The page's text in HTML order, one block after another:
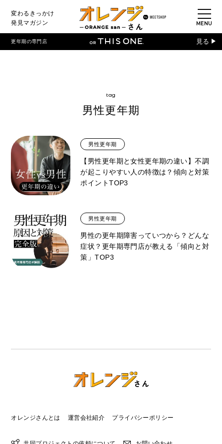
変わるきっかけ
発見マガジン
更年期の専門店 見る
tag
男性更年期
【男性更年期と女性更年期の違い】不調
が起こりやすい人の特徴は？傾向と対策
ポイントTOP3
男性更年期
男性の更年期障害っていつから？どんな
症状？更年期専門店が教える「傾向と対
策」TOP3
男性更年期
オレンジさんとは 運営会社紹介 プライバシーポリシー